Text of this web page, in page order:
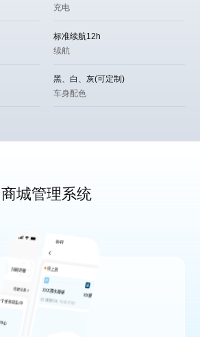
充电
标准续航12h
续航
黑、白、灰(可定制)
车身配色
商城管理系统